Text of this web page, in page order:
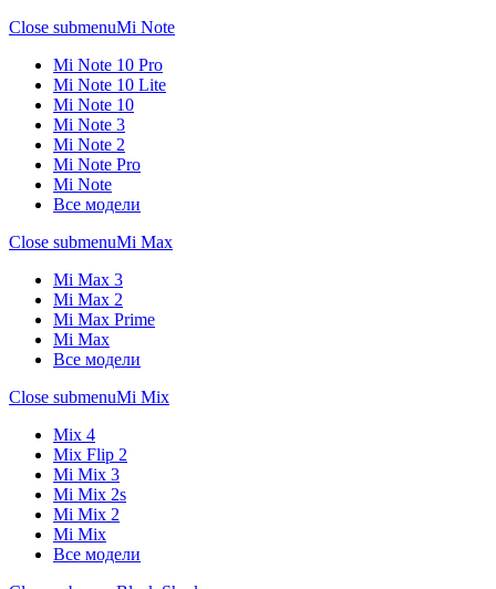
Close submenuMi Note
Mi Note 10 Pro
Mi Note 10 Lite
Mi Note 10
Mi Note 3
Mi Note 2
Mi Note Pro
Mi Note
Все модели
Close submenuMi Max
Mi Max 3
Mi Max 2
Mi Max Prime
Mi Max
Все модели
Close submenuMi Mix
Mix 4
Mix Flip 2
Mi Mix 3
Mi Mix 2s
Mi Mix 2
Mi Mix
Все модели